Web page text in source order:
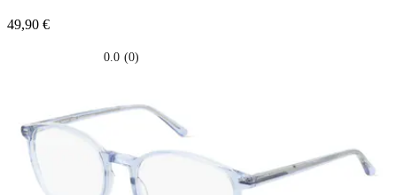
49,90 €
0.0 (0)